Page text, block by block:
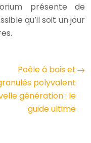
présente de
qu’il soit un jour
Poêle à bois et
polyvalent
génération : le
guide ultime